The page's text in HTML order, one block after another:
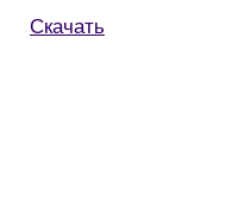
Скачать